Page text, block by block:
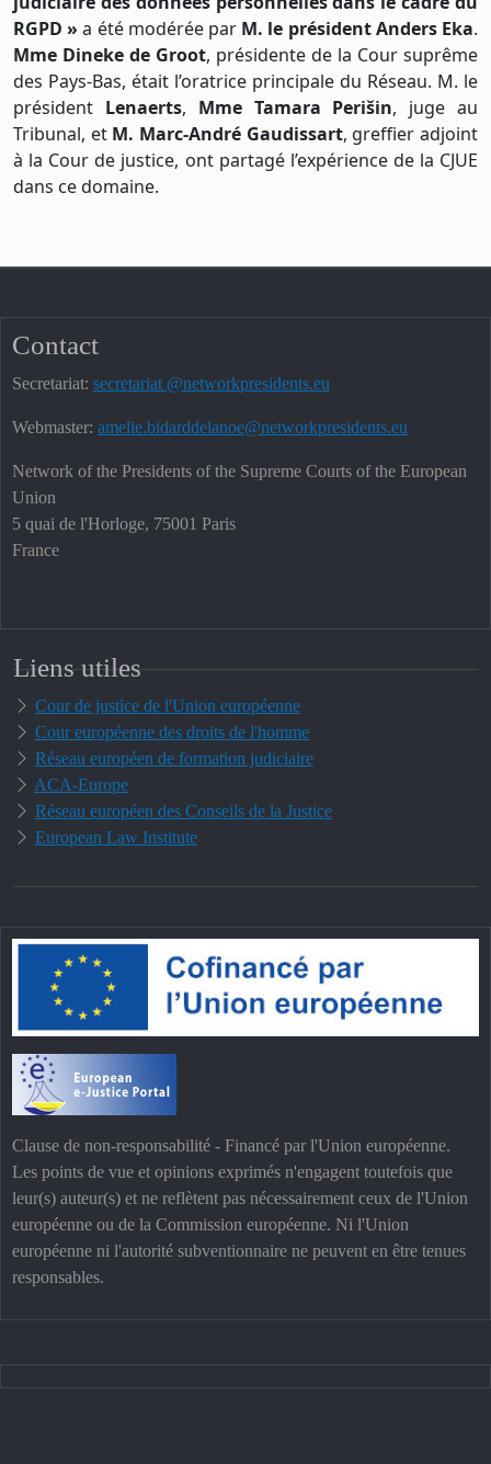
RGPD »a été modérée par M. le président Anders Eka.
Mme Dineke de Groot, présidente de la Cour suprême
des Pays-Bas, était l’oratrice principale du Réseau. M. le
président Lenaerts, Mme Tamara Perišin, juge au
Tribunal, et M. Marc-André Gaudissart, greffier adjoint
à la Cour de justice, ont partagé l’expérience de la CJUE
dans ce domaine.
Contact
Secretariat: secretariat @networkpresidents.eu
Webmaster: amelie.bidarddelanoe@networkpresidents.eu
Network of the Presidents of the Supreme Courts of the European
Union
5 quai de l'Horloge, 75001 Paris
France
Liens utiles
Cour de justice de l'Union européenne
Cour européenne des droits de l'homme
Réseau européen de formation judiciaire
ACA-Europe
Réseau européen des Conseils de la Justice
European Law Institute
Clause de non-responsabilité - Financé par l'Union européenne.
Les points de vue et opinions exprimés n'engagent toutefois que
leur(s) auteur(s) et ne reflètent pas nécessairement ceux de l'Union
européenne ou de la Commission européenne. Ni l'Union
européenne ni l'autorité subventionnaire ne peuvent en être tenues
responsables.